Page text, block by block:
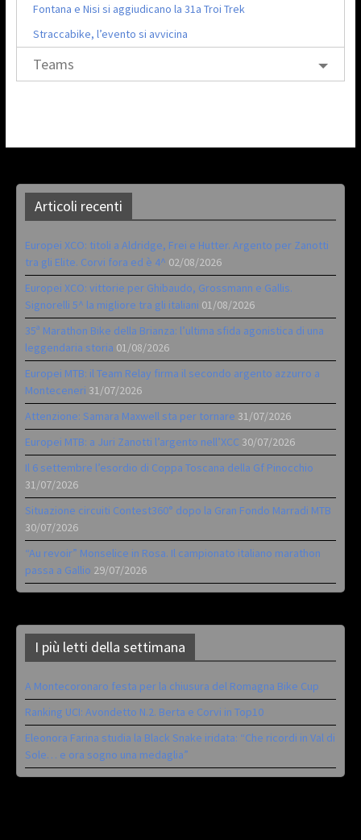
Fontana e Nisi si aggiudicano la 31a Troi Trek
Straccabike, l’evento si avvicina
Teams
Articoli recenti
Europei XCO: titoli a Aldridge, Frei e Hutter. Argento per Zanotti
tra gli Elite. Corvi fora ed è 4^ 02/08/2026
Europei XCO: vittorie per Ghibaudo, Grossmann e Gallis.
Signorelli 5^ la migliore tra gli italiani 01/08/2026
35ª Marathon Bike della Brianza: l’ultima sfida agonistica di una
leggendaria storia 01/08/2026
Europei MTB: il Team Relay firma il secondo argento azzurro a
Monteceneri 31/07/2026
Attenzione: Samara Maxwell sta per tornare 31/07/2026
Europei MTB: a Juri Zanotti l’argento nell’XCC 30/07/2026
Il 6 settembre l’esordio di Coppa Toscana della Gf Pinocchio
31/07/2026
Situazione circuiti Contest360° dopo la Gran Fondo Marradi MTB
30/07/2026
“Au revoir” Monselice in Rosa. Il campionato italiano marathon
passa a Gallio 29/07/2026
I più letti della settimana
A Montecoronaro festa per la chiusura del Romagna Bike Cup
Ranking UCI: Avondetto N.2. Berta e Corvi in Top10
Eleonora Farina studia la Black Snake iridata: “Che ricordi in Val di
Sole… e ora sogno una medaglia”